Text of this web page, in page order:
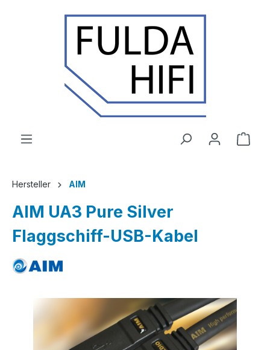
Zum Hauptinhalt springen
Hersteller AIM
AIM UA3 Pure Silver
Flaggschiff-USB-Kabel